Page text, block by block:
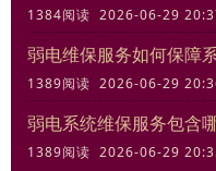
1384阅读 2026-06-29
弱电维保服务如何保障
1389阅读 2026-06-29
弱电系统维保服务包含
1389阅读 2026-06-29